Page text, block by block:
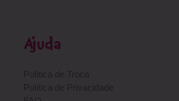
Ajuda